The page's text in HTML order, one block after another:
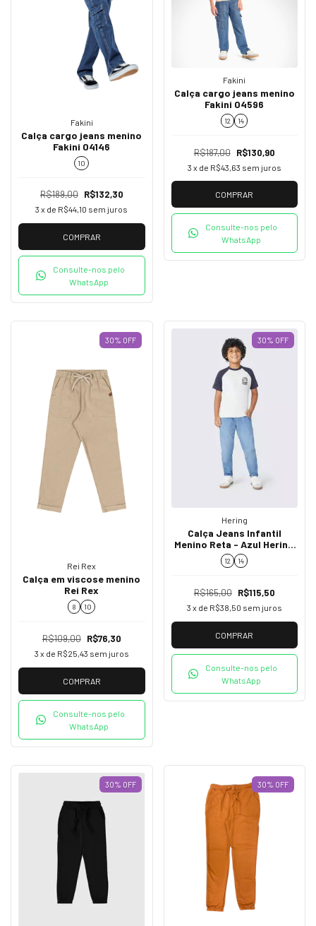
Fakini
Calça cargo jeans menino
Fakini 04146
10
R$189,00 R$132,30
3 x de R$44,10 sem juros
COMPRAR
Consulte-nos pelo
WhatsApp
Fakini
Calça cargo jeans menino
Fakini 04596
12 14
R$187,00 R$130,90
3 x de R$43,63 sem juros
COMPRAR
Consulte-nos pelo
WhatsApp
30% OFF
Rei Rex
Calça em viscose menino
Rei Rex
8 10
R$109,00 R$76,30
3 x de R$25,43 sem juros
COMPRAR
Consulte-nos pelo
WhatsApp
30% OFF
Hering
Calça Jeans Infantil
Menino Reta - Azul Hering
Kids
12 14
R$165,00 R$115,50
3 x de R$38,50 sem juros
COMPRAR
Consulte-nos pelo
WhatsApp
30% OFF 30% OFF